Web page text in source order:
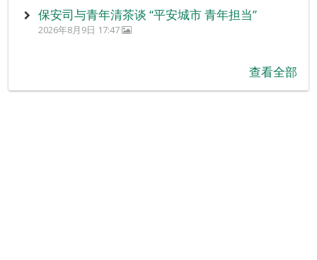
保安司与青年清茶谈 “平安城市 青年担当”
2026年8月9日 17:47
查看全部